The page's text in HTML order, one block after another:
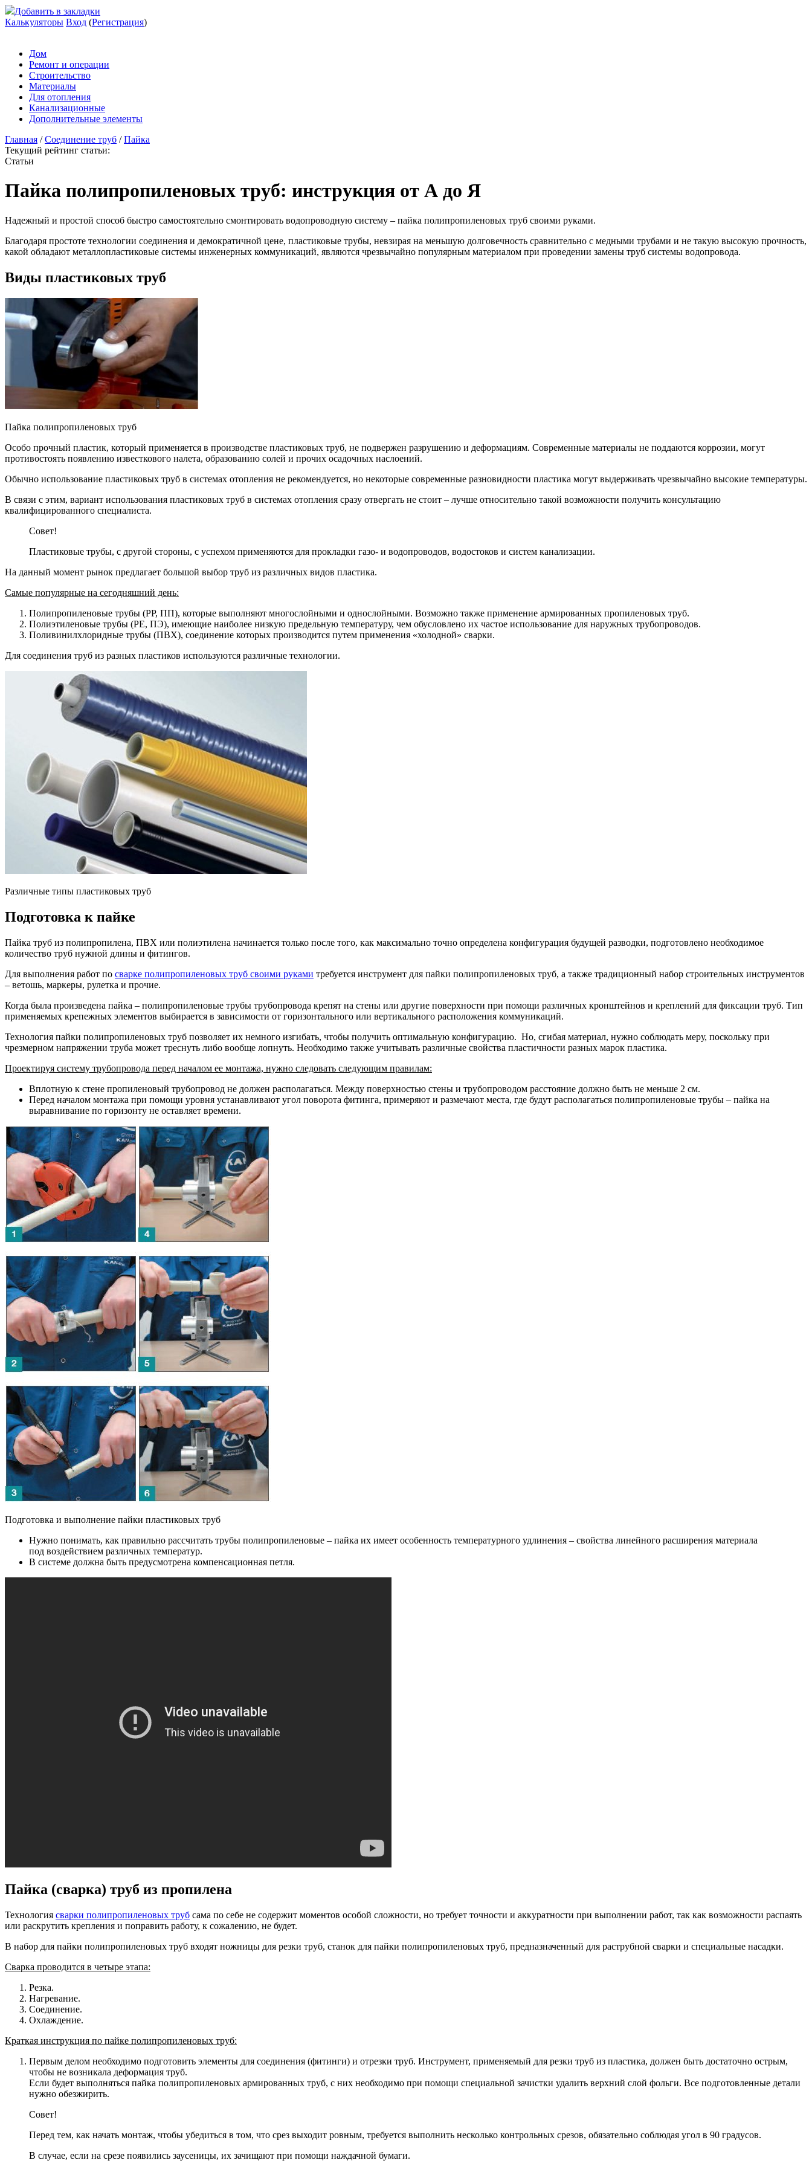
Добавить в закладки
Калькуляторы Вход (Регистрация)
Дом
Ремонт и операции
Строительство
Материалы
Для отопления
Канализационные
Дополнительные элементы
Главная /Соединение труб /Пайка
Текущий рейтинг статьи:
Статьи
Пайка полипропиленовых труб: инструкция от А до Я
Надежный и простой способ быстро самостоятельно смонтировать водопроводную систему – пайка полипропиленовых труб своими руками.
Благодаря простоте технологии соединения и демократичной цене, пластиковые трубы, невзирая на меньшую долговечность сравнительно с медными трубами и не такую высокую прочность,
какой обладают металлопластиковые системы инженерных коммуникаций, являются чрезвычайно популярным материалом при проведении замены труб системы водопровода.
Виды пластиковых труб
Пайка полипропиленовых труб
Особо прочный пластик, который применяется в производстве пластиковых труб, не подвержен разрушению и деформациям. Современные материалы не поддаются коррозии, могут
противостоять появлению известкового налета, образованию солей и прочих осадочных наслоений.
Обычно использование пластиковых труб в системах отопления не рекомендуется, но некоторые современные разновидности пластика могут выдерживать чрезвычайно высокие температуры.
В связи с этим, вариант использования пластиковых труб в системах отопления сразу отвергать не стоит – лучше относительно такой возможности получить консультацию
квалифицированного специалиста.
Совет!
Пластиковые трубы, с другой стороны, с успехом применяются для прокладки газо- и водопроводов, водостоков и систем канализации.
На данный момент рынок предлагает большой выбор труб из различных видов пластика.
Самые популярные на сегодняшний день:
Полипропиленовые трубы (РР, ПП), которые выполняют многослойными и однослойными. Возможно также применение армированных пропиленовых труб.
Полиэтиленовые трубы (РЕ, ПЭ), имеющие наиболее низкую предельную температуру, чем обусловлено их частое использование для наружных трубопроводов.
Поливинилхлоридные трубы (ПВХ), соединение которых производится путем применения «холодной» сварки.
Для соединения труб из разных пластиков используются различные технологии.
Различные типы пластиковых труб
Подготовка к пайке
Пайка труб из полипропилена, ПВХ или полиэтилена начинается только после того, как максимально точно определена конфигурация будущей разводки, подготовлено необходимое
количество труб нужной длины и фитингов.
Для выполнения работ по сварке полипропиленовых труб своими руками требуется инструмент для пайки полипропиленовых труб, а также традиционный набор строительных инструментов
– ветошь, маркеры, рулетка и прочие.
Когда была произведена пайка – полипропиленовые трубы трубопровода крепят на стены или другие поверхности при помощи различных кронштейнов и креплений для фиксации труб. Тип
применяемых крепежных элементов выбирается в зависимости от горизонтального или вертикального расположения коммуникаций.
Технология пайки полипропиленовых труб позволяет их немного изгибать, чтобы получить оптимальную конфигурацию. Но, сгибая материал, нужно соблюдать меру, поскольку при
чрезмерном напряжении труба может треснуть либо вообще лопнуть. Необходимо также учитывать различные свойства пластичности разных марок пластика.
Проектируя систему трубопровода перед началом ее монтажа, нужно следовать следующим правилам:
Вплотную к стене пропиленовый трубопровод не должен располагаться. Между поверхностью стены и трубопроводом расстояние должно быть не меньше 2 см.
Перед началом монтажа при помощи уровня устанавливают угол поворота фитинга, примеряют и размечают места, где будут располагаться полипропиленовые трубы – пайка на
выравнивание по горизонту не оставляет времени.
Подготовка и выполнение пайки пластиковых труб
Нужно понимать, как правильно рассчитать трубы полипропиленовые – пайка их имеет особенность температурного удлинения – свойства линейного расширения материала
под воздействием различных температур.
В системе должна быть предусмотрена компенсационная петля.
Пайка (сварка) труб из пропилена
Технология сварки полипропиленовых труб сама по себе не содержит моментов особой сложности, но требует точности и аккуратности при выполнении работ, так как возможности распаять
или раскрутить крепления и поправить работу, к сожалению, не будет.
В набор для пайки полипропиленовых труб входят ножницы для резки труб, станок для пайки полипропиленовых труб, предназначенный для раструбной сварки и специальные насадки.
Сварка проводится в четыре этапа:
Резка.
Нагревание.
Соединение.
Охлаждение.
Краткая инструкция по пайке полипропиленовых труб:
Первым делом необходимо подготовить элементы для соединения (фитинги) и отрезки труб. Инструмент, применяемый для резки труб из пластика, должен быть достаточно острым,
чтобы не возникала деформация труб.
Если будет выполняться пайка полипропиленовых армированных труб, с них необходимо при помощи специальной зачистки удалить верхний слой фольги. Все подготовленные детали
нужно обезжирить.
Совет!
Перед тем, как начать монтаж, чтобы убедиться в том, что срез выходит ровным, требуется выполнить несколько контрольных срезов, обязательно соблюдая угол в 90 градусов.
В случае, если на срезе появились заусеницы, их зачищают при помощи наждачной бумаги.